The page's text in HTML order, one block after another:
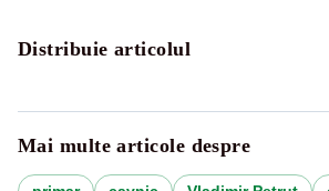
Distribuie articolul
Mai multe articole despre